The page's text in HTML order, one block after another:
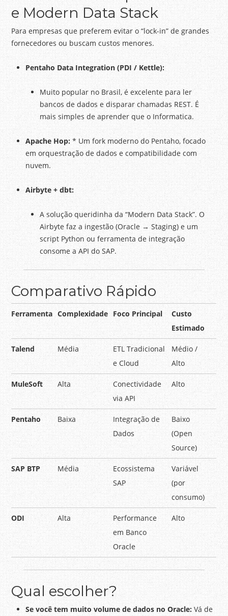
e Modern Data Stack
Para empresas que preferem evitar o “lock-in” de grandes
fornecedores ou buscam custos menores.
Pentaho Data Integration (PDI / Kettle):
Muito popular no Brasil, é excelente para ler
bancos de dados e disparar chamadas REST. É
mais simples de aprender que o Informatica.
Apache Hop: * Um fork moderno do Pentaho, focado
em orquestração de dados e compatibilidade com
nuvem.
Airbyte + dbt:
A solução queridinha da “Modern Data Stack”. O
Airbyte faz a ingestão (Oracle → Staging) e um
script Python ou ferramenta de integração
consome a API do SAP.
Comparativo Rápido
Ferramenta Complexidade Foco Principal
Custo
Estimado
Talend Média
ETL Tradicional
e Cloud
Médio /
Alto
MuleSoft Alta
Conectividade
via API
Alto
Pentaho Baixa
Integração de
Dados
Baixo
(Open
Source)
SAP BTP Média
Ecossistema
SAP
Variável
(por
consumo)
ODI Alta
Performance
em Banco
Oracle
Alto
Qual escolher?
Se você tem muito volume de dados no Oracle: Vá de